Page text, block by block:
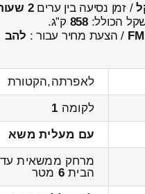
/ זמן נסיעה בין ערים2 שעות , 9 דקות
הכולל:858 ק”ג.
/ הצעת מחיר עבור : להב
לאפרתה,הקטורת
לקומה 1
עם מעלית משא
מרחק ממשאית עד
הבית6 מטר